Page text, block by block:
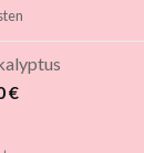
€